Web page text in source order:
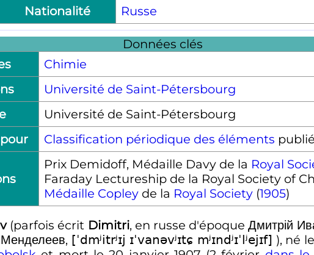
Nationalité
Russe
Données clés
Chimie
Université de Saint-Pétersbourg
Université de Saint-Pétersbourg
Classification périodique des éléments
Prix Demidoff, Médaille Davy de la Royal
Faraday Lectureship de la Royal Society of
Médaille Copley de la Royal Society (1905)
(parfois écrit Dimitri, en russe d'époqueДмитрій
, [ˈdmʲitrʲɪj ɪˈvanəvʲɪtɕ mʲɪndʲɪˈlʲejɪf] ), né le